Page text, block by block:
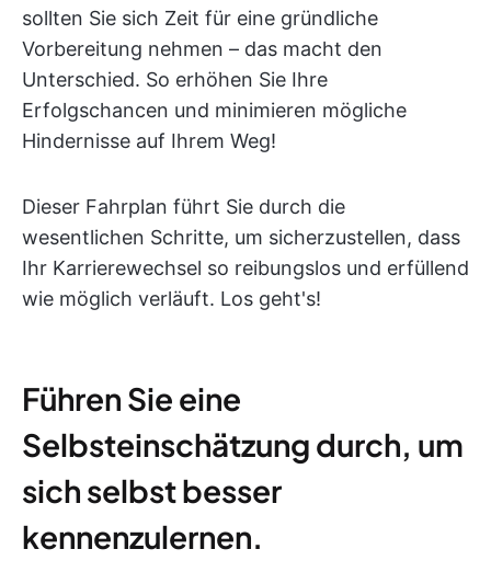
sollten Sie sich Zeit für eine gründliche
Vorbereitung nehmen – das macht den
Unterschied. So erhöhen Sie Ihre
Erfolgschancen und minimieren mögliche
Hindernisse auf Ihrem Weg!
Dieser Fahrplan führt Sie durch die
wesentlichen Schritte, um sicherzustellen, dass
Ihr Karrierewechsel so reibungslos und erfüllend
wie möglich verläuft. Los geht's!
Führen Sie eine
Selbsteinschätzung durch, um
sich selbst besser
kennenzulernen.